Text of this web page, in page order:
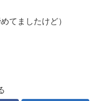
てましたけど）